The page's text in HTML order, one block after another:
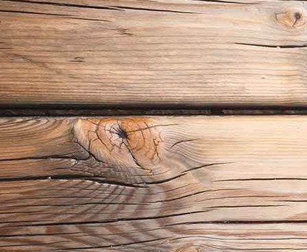
Weinregal aus Eiche eingebaut